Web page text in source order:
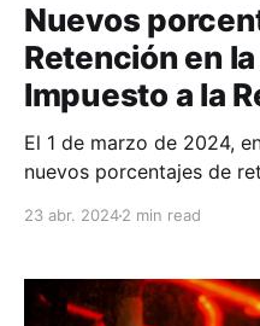
Nuevos
Retención en
Impuesto a la
El 1 de marzo de 2024,
nuevos porcentajes de
y publicada el 29 de
23 abr. 20242 min read